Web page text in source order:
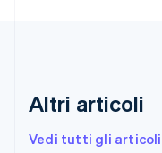
Altri articoli
Vedi tutti gli
EnglishSvenska
FrançaisEnglish